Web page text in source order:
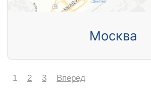
Москва
1 2 3 Вперед